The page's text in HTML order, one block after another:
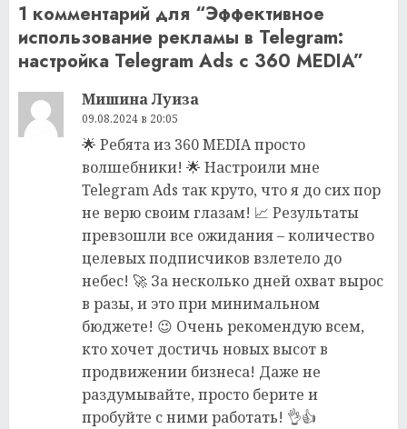
1 комментарий для “Эффективное
использование рекламы в Telegram:
настройка Telegram Ads с 360 MEDIA”
Мишина Луиза
09.08.2024 в 20:05
🌟 Ребята из 360 MEDIA просто
волшебники! 🌟 Настроили мне
Telegram Ads так круто, что я до сих пор
не верю своим глазам! 📈 Результаты
превзошли все ожидания – количество
целевых подписчиков взлетело до
небес! 🚀 За несколько дней охват вырос
в разы, и это при минимальном
бюджете! 😉 Очень рекомендую всем,
кто хочет достичь новых высот в
продвижении бизнеса! Даже не
раздумывайте, просто берите и
пробуйте с ними работать! 👌👍